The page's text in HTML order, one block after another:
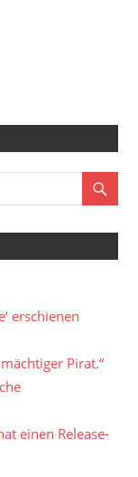
erschienen
Pirat.“
einen Release-